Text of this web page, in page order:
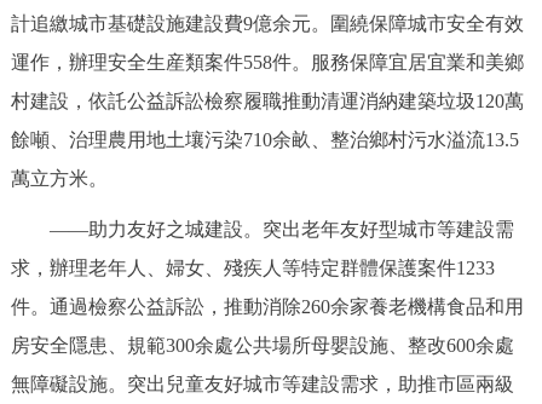
計追繳城市基礎設施建設費9億余元。圍繞保障城市安全有效
運作，辦理安全生産類案件558件。服務保障宜居宜業和美鄉
村建設，依託公益訴訟檢察履職推動清運消納建築垃圾120萬
餘噸、治理農用地土壤污染710余畝、整治鄉村污水溢流13.5
萬立方米。
——助力友好之城建設。突出老年友好型城市等建設需
求，辦理老年人、婦女、殘疾人等特定群體保護案件1233
件。通過檢察公益訴訟，推動消除260余家養老機構食品和用
房安全隱患、規範300余處公共場所母嬰設施、整改600余處
無障礙設施。突出兒童友好城市等建設需求，助推市區兩級